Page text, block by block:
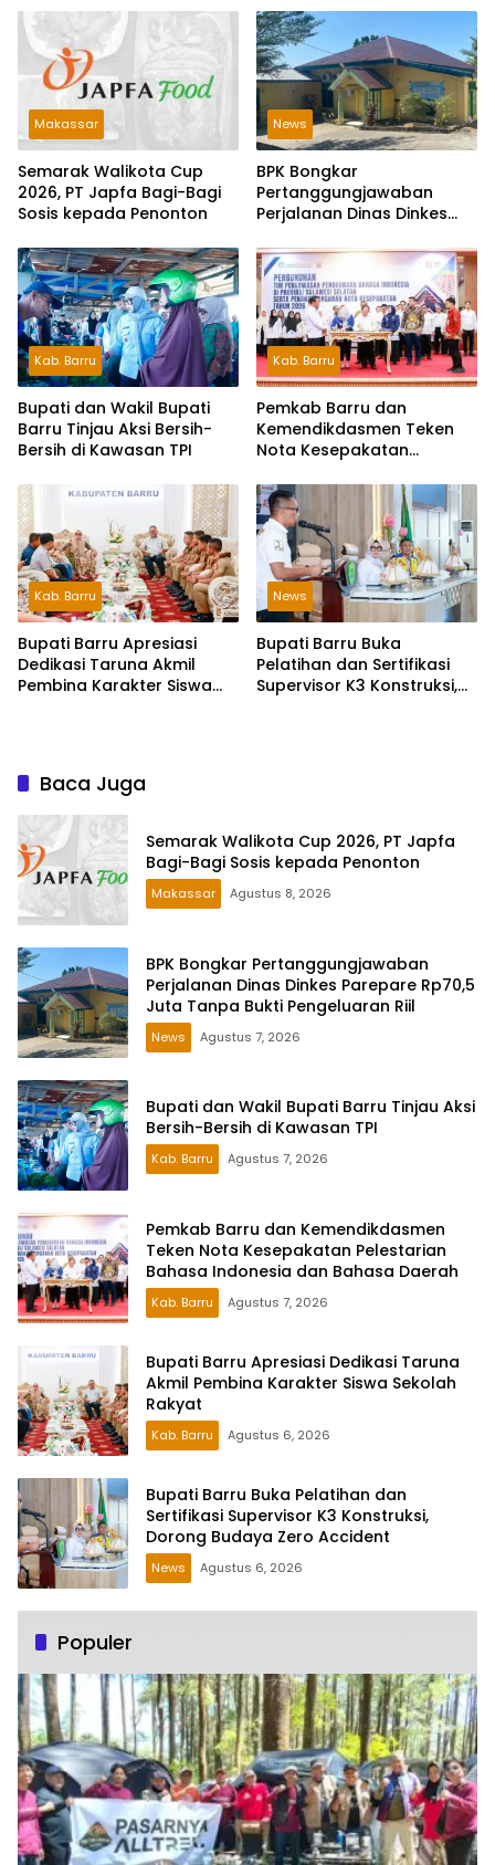
Makassar
Semarak Walikota Cup
2026, PT Japfa Bagi-Bagi
Sosis kepada Penonton
News
BPK Bongkar
Pertanggungjawaban
Perjalanan Dinas Dinkes
Tanpa Bukti Pengeluaran
Riil
Kab. Barru
Bupati dan Wakil Bupati
Barru Tinjau Aksi Bersih-
Bersih di Kawasan TPI
Kab. Barru
Pemkab Barru dan
Kemendikdasmen Teken
Nota Kesepakatan
Indonesia dan Bahasa
Daerah
Kab. Barru
Bupati Barru Apresiasi
Dedikasi Taruna Akmil
Pembina Karakter Siswa
News
Bupati Barru Buka
Pelatihan dan Sertifikasi
Supervisor K3 Konstruksi,
Baca Juga
Semarak Walikota Cup 2026, PT Japfa
Bagi-Bagi Sosis kepada Penonton
Makassar Agustus 8, 2026
BPK Bongkar Pertanggungjawaban
Perjalanan Dinas Dinkes Parepare Rp70,5
Juta Tanpa Bukti Pengeluaran Riil
News Agustus 7, 2026
Bupati dan Wakil Bupati Barru Tinjau Aksi
Bersih-Bersih di Kawasan TPI
Kab. Barru Agustus 7, 2026
Pemkab Barru dan Kemendikdasmen
Teken Nota Kesepakatan Pelestarian
Bahasa Indonesia dan Bahasa Daerah
Kab. Barru Agustus 7, 2026
Bupati Barru Apresiasi Dedikasi Taruna
Akmil Pembina Karakter Siswa Sekolah
Rakyat
Kab. Barru Agustus 6, 2026
Bupati Barru Buka Pelatihan dan
Sertifikasi Supervisor K3 Konstruksi,
Dorong Budaya Zero Accident
News Agustus 6, 2026
Populer